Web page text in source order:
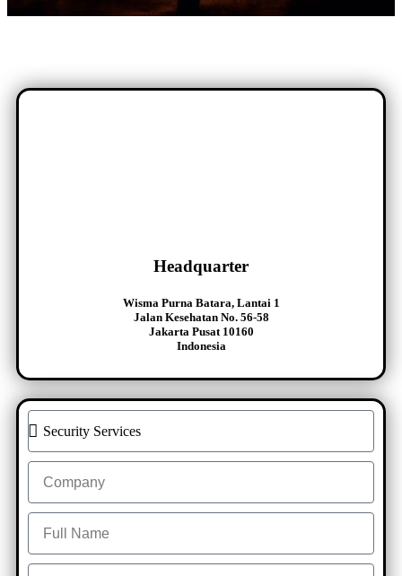
Headquarter
Wisma Purna Batara, Lantai 1
Jalan Kesehatan No. 56-58
Jakarta Pusat 10160
Indonesia